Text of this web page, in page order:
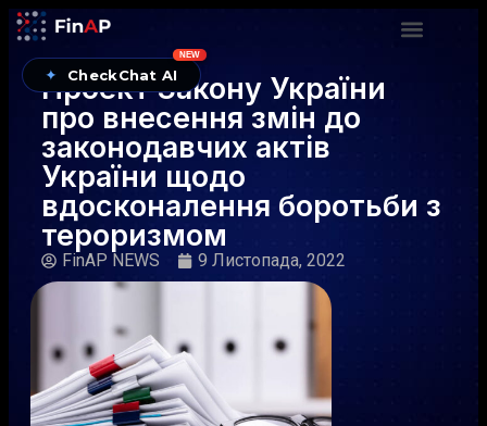
✦ CheckChat AI
NEW
Проект Закону України
про внесення змін до
законодавчих актів
України щодо
вдосконалення боротьби з
тероризмом
FinAP NEWS 9 Листопада, 2022